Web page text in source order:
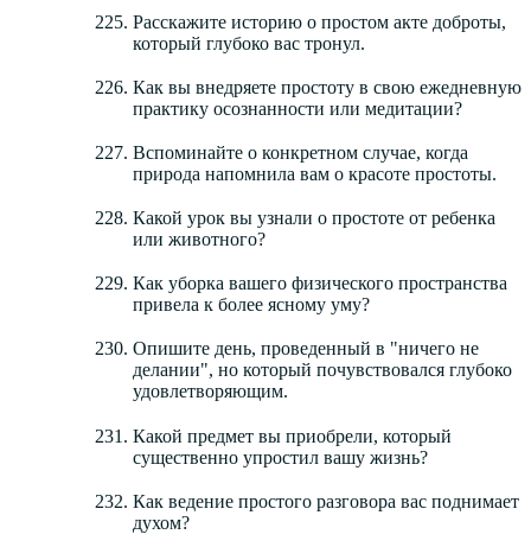
Расскажите историю о простом акте доброты,
который глубоко вас тронул.
Как вы внедряете простоту в свою ежедневную
практику осознанности или медитации?
Вспоминайте о конкретном случае, когда
природа напомнила вам о красоте простоты.
Какой урок вы узнали о простоте от ребенка
или животного?
Как уборка вашего физического пространства
привела к более ясному уму?
Опишите день, проведенный в "ничего не
делании", но который почувствовался глубоко
удовлетворяющим.
Какой предмет вы приобрели, который
существенно упростил вашу жизнь?
Как ведение простого разговора вас поднимает
духом?